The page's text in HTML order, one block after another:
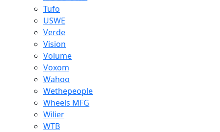
Tufo
USWE
Verde
Vision
Volume
Voxom
Wahoo
Wethepeople
Wheels MFG
Wilier
WTB